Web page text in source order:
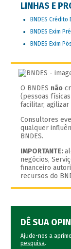
LINHAS E
BNDES Crédito
BNDES Exim
BNDES Exim
O BNDES não
(pessoas
facilitar,
Consultores
qualquer
BNDES.
IMPORTANTE:
negócios,
financeiro
recursos do
DÊ SUA
Ajude-nos a
pesquisa.